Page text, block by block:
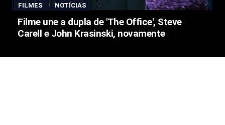
FILMES NOTÍCIAS
Filme une a dupla de 'The Office', Steve
Carell e John Krasinski, novamente